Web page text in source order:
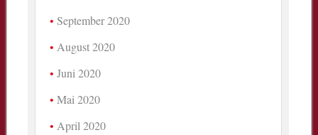
September 2020
August 2020
Juni 2020
Mai 2020
April 2020